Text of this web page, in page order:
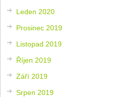
Leden 2020
Prosinec 2019
Listopad 2019
Říjen 2019
Září 2019
Srpen 2019